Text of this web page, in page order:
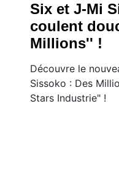
Six et J-Mi
coulent
Millions'' !
Découvre le
Sissoko : Des
Stars Industrie" !